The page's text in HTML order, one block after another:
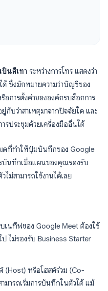
นสีเทา ระหว่างการโทร แสดงว่า
ซึ่งมักหมายความว่าบัญชีของ
การตั้งค่าขององค์กรบล็อกการ
บว่าสาเหตุมาจากปัจจัยใด และ
ประชุมด้วยเครื่องมืออื่นได้
ดที่ทำให้ปุ่มบันทึกของ Google
บันทึกเมื่อแผนของคุณรองรับ
ม่สามารถใช้งานได้เลย
เนทีฟของ Google Meet ต้องใช้
ไม่รองรับ Business Starter
(Host) หรือโฮสต์ร่วม (Co-
มารถเริ่มการบันทึกในตัวได้ แม้